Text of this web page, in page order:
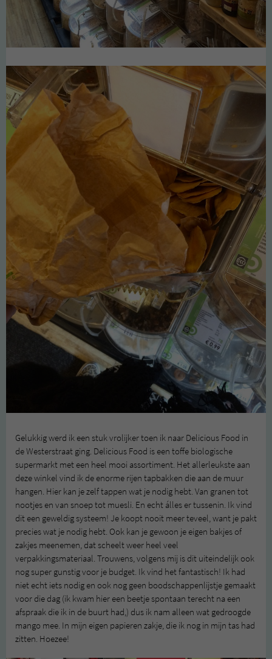
Gelukkig werd ik een stuk vrolijker toen ik naar Delicious Food in
de Westerstraat ging. Delicious Food is een toffe biologische
supermarkt met een heel mooi assortiment. Het allerleukste aan
deze winkel vind ik de enorme rijen tapbakken die aan de muur
hangen. Hier kan je zelf tappen wat je nodig hebt. Van granen tot
nootjes en van snoep tot muesli. En echt álles er tussenin. Ik vind
dit een geweldig systeem! Je koopt nooit meer teveel, want je pakt
precies wat je nodig hebt. Ook kan je gewoon je eigen bakjes of
zakjes meenemen, dat scheelt weer heel veel
verpakkingsmateriaal. Trouwens, volgens mij is dit uiteindelijk ook
nog super gunstig voor je budget. Ik vind het fantastisch! Ik had
niet echt iets nodig en ook nog geen boodschappenlijstje gemaakt
voor die dag (ik kwam hier een beetje spontaan terecht na een
afspraak die ik in de buurt had,) dus ik nam alleen wat gedroogde
mango mee. In mijn eigen papieren zakje, die ik nog in mijn tas had
zitten. Hoezee!